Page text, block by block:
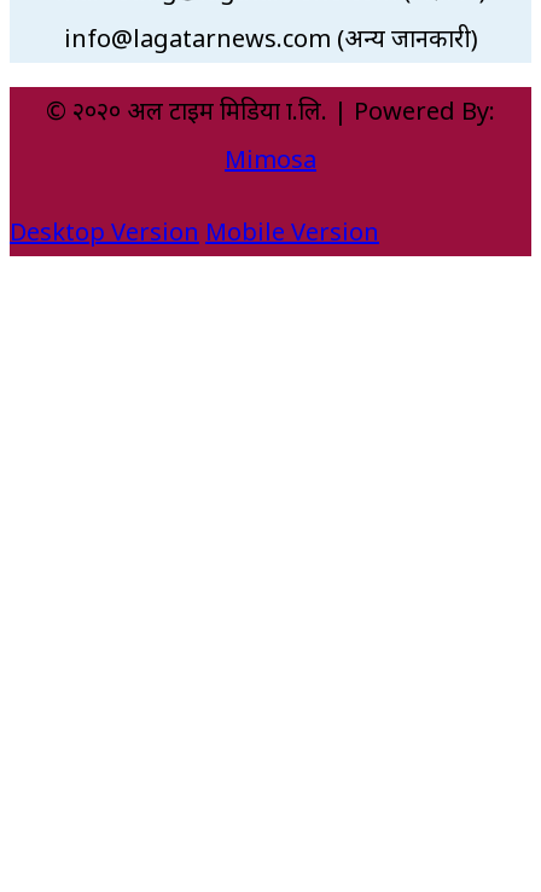
info@lagatarnews.com (अन्य जानकारी)
© २०२० अल टाइम मिडिया प्रा.लि. | Powered By:
Mimosa
Desktop Version Mobile Version